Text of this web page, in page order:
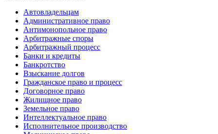
Автовладельцам
Административное право
Антимонопольное право
Арбитражные споры
Арбитражный процесс
Банки и кредиты
Банкротство
Взыскание долгов
Гражданское право и процесс
Договорное право
Жилищное право
Земельное право
Интеллектуальное право
Исполнительное производство